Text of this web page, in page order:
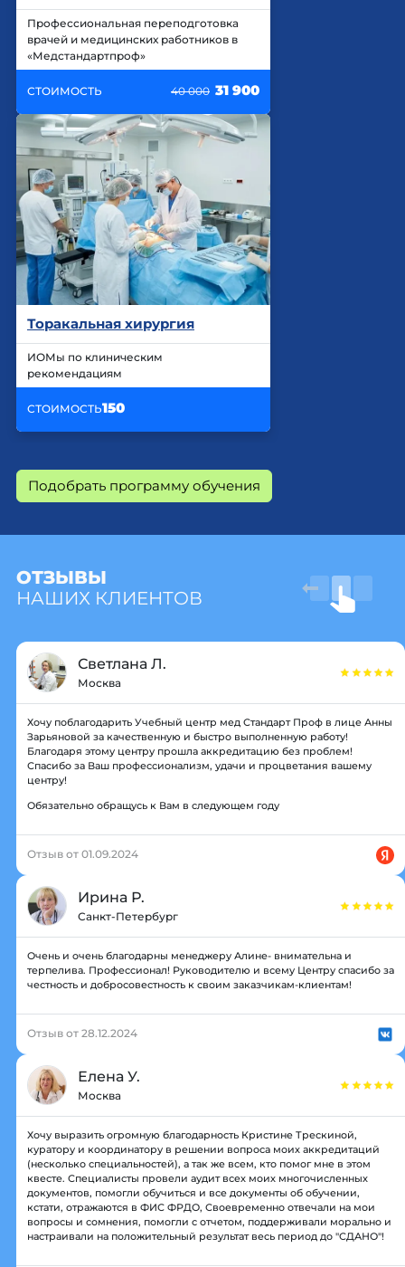
Профессиональная переподготовка
врачей и медицинских работников в
«Медстандартпроф»
СТОИМОСТЬ 40 000 31 900
Торакальная хирургия
ИОМы по клиническим
рекомендациям
СТОИМОСТЬ150
Подобрать программу обучения
ОТЗЫВЫ
НАШИХ КЛИЕНТОВ
Светлана Л.
Москва
Хочу поблагодарить Учебный центр мед Стандарт Проф в лице Анны
Зарьяновой за качественную и быстро выполненную работу!
Благодаря этому центру прошла аккредитацию без проблем!
Спасибо за Ваш профессионализм, удачи и процветания вашему
центру!
Обязательно обращусь к Вам в следующем году
Отзыв от 01.09.2024
Ирина Р.
Санкт-Петербург
Очень и очень благодарны менеджеру Алине- внимательна и
терпелива. Профессионал! Руководителю и всему Центру спасибо за
честность и добросовестность к своим заказчикам-клиентам!
Отзыв от 28.12.2024
Елена У.
Москва
Хочу выразить огромную благодарность Кристине Трескиной,
куратору и координатору в решении вопроса моих аккредитаций
(несколько специальностей), а так же всем, кто помог мне в этом
квесте. Специалисты провели аудит всех моих многочисленных
документов, помогли обучиться и все документы об обучении,
кстати, отражаются в ФИС ФРДО, Своевременно отвечали на мои
вопросы и сомнения, помогли с отчетом, поддерживали морально и
настраивали на положительный результат весь период до "СДАНО"!